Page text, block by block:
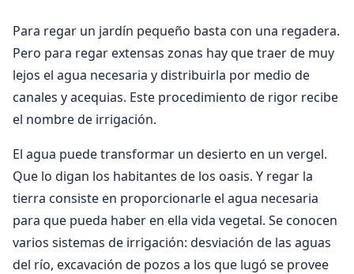
Para regar un jardín pequeño basta con una regadera.
Pero para regar extensas zonas hay que traer de muy
lejos el agua necesaria y distribuirla por medio de
canales y acequias. Este procedimiento de rigor recibe
el nombre de irrigación.
El agua puede transformar un desierto en un vergel.
Que lo digan los habitantes de los oasis. Y regar la
tierra consiste en proporcionarle el agua necesaria
para que pueda haber en ella vida vegetal. Se conocen
varios sistemas de irrigación: desviación de las aguas
del río, excavación de pozos a los que lugó se provee